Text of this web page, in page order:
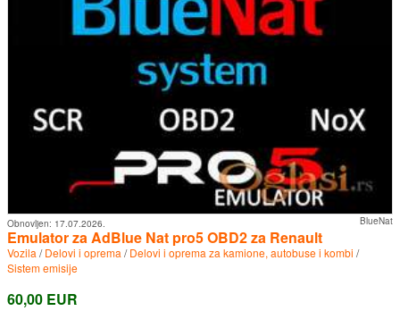
BlueNat
Obnovljen: 17.07.2026.
Emulator za AdBlue Nat pro5 OBD2 za Renault
Vozila /Delovi i oprema /Delovi i oprema za kamione, autobuse i kombi /
Sistem emisije
60,00 EUR